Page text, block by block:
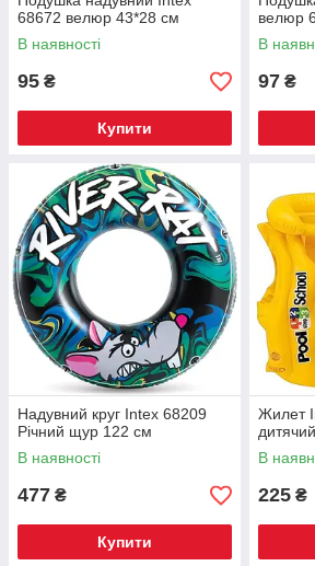
68672 велюр 43*28 см
В наявності
95 ₴
Купити
велюр
В
97 ₴
Надувний круг Intex 68209
Річний щур 122 см
В наявності
477 ₴
Купити
Жилет
В
225 ₴